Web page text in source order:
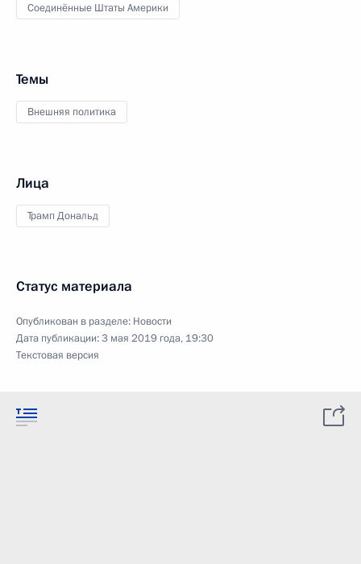
Соединённые Штаты Америки
Темы
Внешняя политика
Лица
Трамп Дональд
Статус материала
Опубликован в разделе: Новости
Дата публикации:3 мая 2019 года, 19:30
Текстовая версия